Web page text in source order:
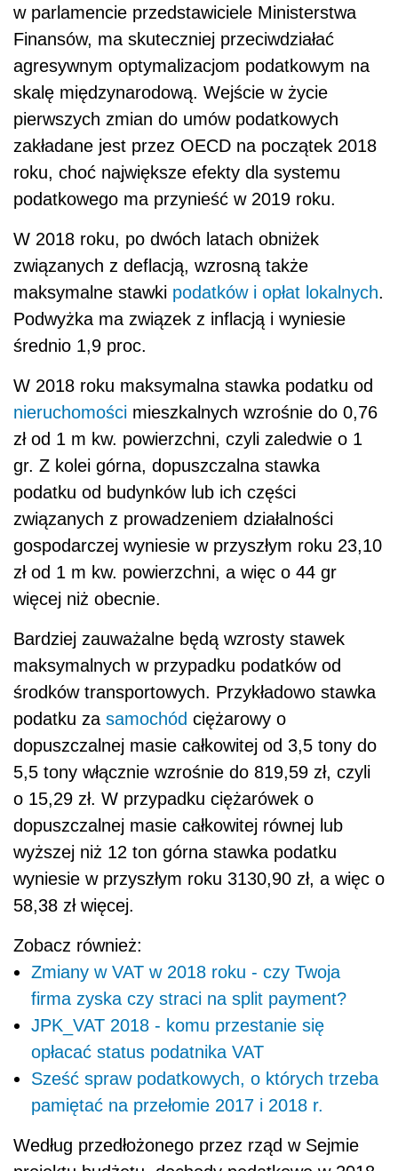
w parlamencie przedstawiciele Ministerstwa
Finansów, ma skuteczniej przeciwdziałać
agresywnym optymalizacjom podatkowym na
skalę międzynarodową. Wejście w życie
pierwszych zmian do umów podatkowych
zakładane jest przez OECD na początek 2018
roku, choć największe efekty dla systemu
podatkowego ma przynieść w 2019 roku.
W 2018 roku, po dwóch latach obniżek
związanych z deflacją, wzrosną także
maksymalne stawki podatków i opłat lokalnych.
Podwyżka ma związek z inflacją i wyniesie
średnio 1,9 proc.
W 2018 roku maksymalna stawka podatku od
nieruchomości mieszkalnych wzrośnie do 0,76
zł od 1 m kw. powierzchni, czyli zaledwie o 1
gr. Z kolei górna, dopuszczalna stawka
podatku od budynków lub ich części
związanych z prowadzeniem działalności
gospodarczej wyniesie w przyszłym roku 23,10
zł od 1 m kw. powierzchni, a więc o 44 gr
więcej niż obecnie.
Bardziej zauważalne będą wzrosty stawek
maksymalnych w przypadku podatków od
środków transportowych. Przykładowo stawka
podatku za samochód ciężarowy o
dopuszczalnej masie całkowitej od 3,5 tony do
5,5 tony włącznie wzrośnie do 819,59 zł, czyli
o 15,29 zł. W przypadku ciężarówek o
dopuszczalnej masie całkowitej równej lub
wyższej niż 12 ton górna stawka podatku
wyniesie w przyszłym roku 3130,90 zł, a więc o
58,38 zł więcej.
Zobacz również:
Zmiany w VAT w 2018 roku - czy Twoja
firma zyska czy straci na split payment?
JPK_VAT 2018 - komu przestanie się
opłacać status podatnika VAT
Sześć spraw podatkowych, o których trzeba
pamiętać na przełomie 2017 i 2018 r.
Według przedłożonego przez rząd w Sejmie